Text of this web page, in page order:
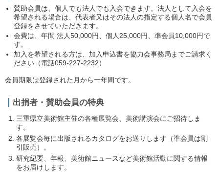
賛助会員は、個人でも法人でも入会できます。法人として入会を
希望される場合は、代表者又はその法人の指定する個人名で会員
登録をさせていただきます。
会費は、年間 法人50,000円、個人25,000円、準会員10,000円で
す。
加入を希望される方は、加入申込書を協力会事務局までご請求く
ださい（電話059-227-2232）
会員期限は登録された月から一年間です。
出捐者・賛助会員の特典
三重県立美術館主催の各種展覧会、美術講演会にご招待しま
す。
各展覧会毎に出版されるカタログをお送りします（準会員は割
引販売）。
研究紀要、年報、美術館ニュースなど美術館活動に関する情報
をお届けします。